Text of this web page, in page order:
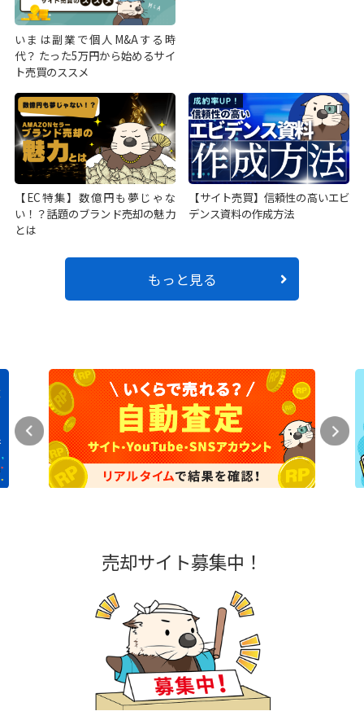
いまは副業で個人M&Aする時
代？ たった5万円から始めるサイ
ト売買のススメ
【EC特集】数億円も夢じゃな
い！？話題のブランド売却の魅力
とは
【サイト売買】信頼性の高いエビ
デンス資料の作成方法
もっと見る
売却サイト募集中！